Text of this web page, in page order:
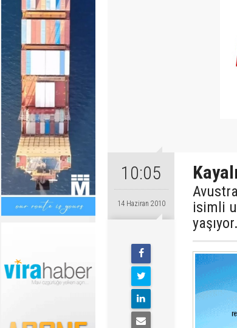
10:05
14 Haziran 2010
isimli
yaşıyor.